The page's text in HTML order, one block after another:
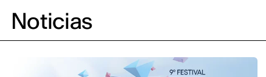
Noticias